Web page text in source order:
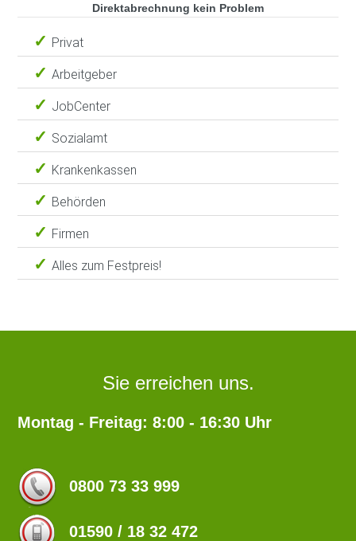
Direktabrechnung kein Problem
Privat
Arbeitgeber
JobCenter
Sozialamt
Krankenkassen
Behörden
Firmen
Alles zum Festpreis!
Sie erreichen uns.
Montag - Freitag: 8:00 - 16:30 Uhr
0800 73 33 999
01590 / 18 32 472